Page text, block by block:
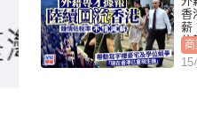
香
薪
位
機
15